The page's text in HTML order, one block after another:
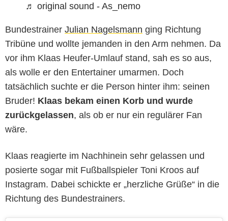
♬ original sound - As_nemo
Bundestrainer Julian Nagelsmann ging Richtung
Tribüne und wollte jemanden in den Arm nehmen. Da
vor ihm Klaas Heufer-Umlauf stand, sah es so aus,
als wolle er den Entertainer umarmen. Doch
tatsächlich suchte er die Person hinter ihm: seinen
Bruder! Klaas bekam einen Korb und wurde
zurückgelassen, als ob er nur ein regulärer Fan
wäre.
Klaas reagierte im Nachhinein sehr gelassen und
posierte sogar mit Fußballspieler Toni Kroos auf
Instagram. Dabei schickte er „herzliche Grüße“ in die
Richtung des Bundestrainers.